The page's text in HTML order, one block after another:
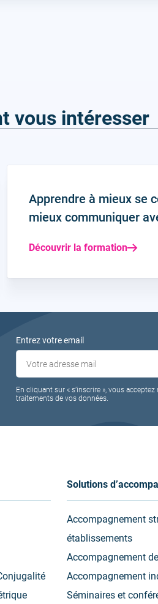
vous intéresser
Apprendre à mieux se
mieux communiquer
Découvrir la formation
Entrez votre email
En cliquant sur « s’inscrire », vous
traitements de vos données.
Solutions
Accompagnement
établissements
Accompagnement
Accompagnement
Séminaires et